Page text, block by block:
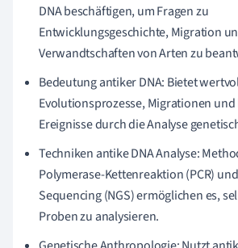
DNA beschäftigen, um Fragen zu
Entwicklungsgeschichte, Migration
Verwandtschaften von Arten zu
Bedeutung antiker DNA: Bietet
Evolutionsprozesse, Migrationen
Ereignisse durch die Analyse
Techniken antike DNA Analyse:
Polymerase-Kettenreaktion (PCR)
Sequencing (NGS) ermöglichen es,
Proben zu analysieren.